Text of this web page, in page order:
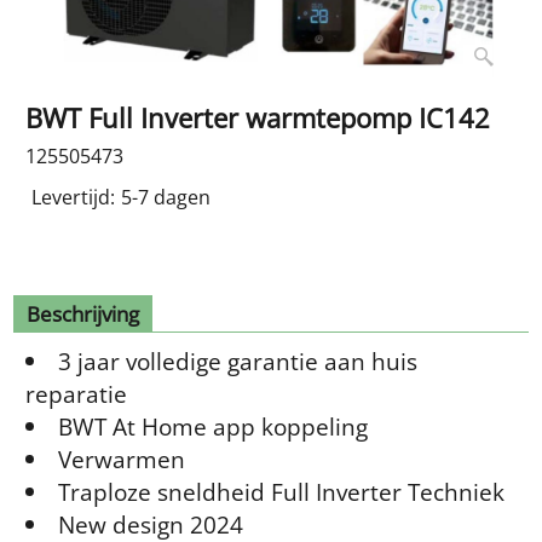
BWT Full Inverter warmtepomp IC142
125505473
Levertijd: 5-7 dagen
Beschrijving
3 jaar volledige garantie aan huis
reparatie
BWT At Home app koppeling
Verwarmen
Traploze sneldheid Full Inverter Techniek
New design 2024